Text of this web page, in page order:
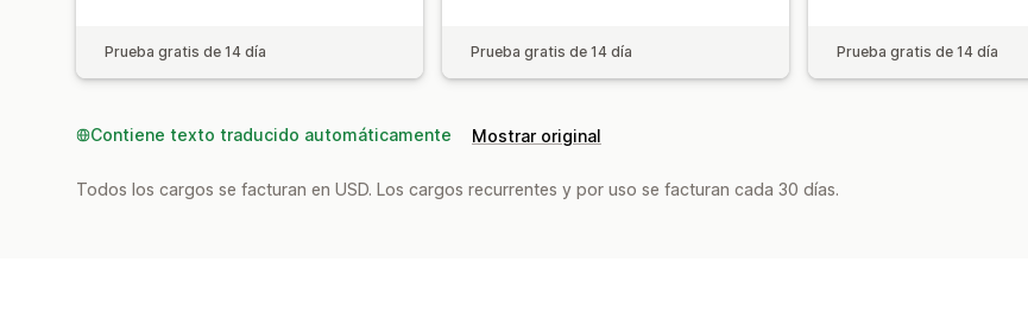
Prueba gratis de 14 día Prueba gratis de 14 día Prueba gratis de 14 día
Contiene texto traducido automáticamente Mostrar original
Todos los cargos se facturan en USD. Los cargos recurrentes y por uso se facturan cada 30 días.